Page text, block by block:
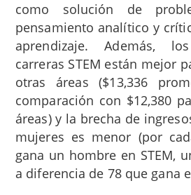
como solución de
pensamiento analítico y
aprendizaje. Además,
carreras STEM están mejor
otras áreas ($13,336
comparación con $12,380
áreas) y la brecha de
mujeres es menor (por
gana un hombre en STEM,
a diferencia de 78 que gana